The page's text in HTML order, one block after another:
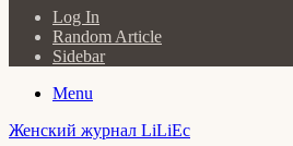
Log In
Random Article
Sidebar
Menu
Женский журнал LiLiEc